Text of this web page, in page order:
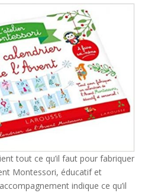
tout ce qu’il faut pour fabriquer
Montessori, éducatif et
indique ce qu’il